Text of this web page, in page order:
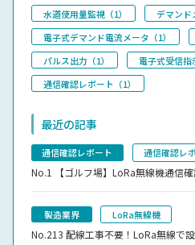
水道使用量監視（1）
デマンド
電子式デマンド電流メータ（1）
パルス出力（1）
電子式受信指
通信確認レポート（1）
最近の記事
通信確認レポート 通信確認レ
No.1 【ゴルフ場】LoRa無線機通信
製造業界 LoRa無線機
No.213 配線工事不要！LoRa無線で